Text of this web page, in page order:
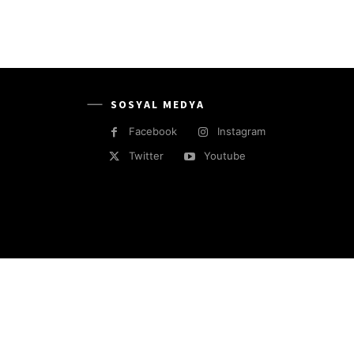
SOSYAL MEDYA
Facebook
Instagram
Twitter
Youtube